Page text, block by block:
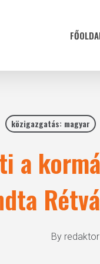
közigazgatás: magyar
a
By redaktor